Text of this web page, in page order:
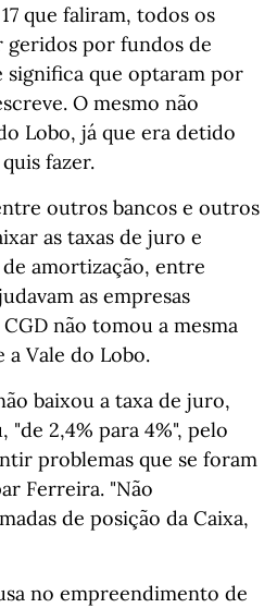
que faliram, todos os
geridos por fundos de
que optaram por
O mesmo não
Lobo, já que era detido
fazer.
outros bancos e outros
as taxas de juro e
amortização, entre
as empresas
não tomou a mesma
Vale do Lobo.
baixou a taxa de juro,
"de 2,4% para 4%", pelo
problemas que se foram
Ferreira. "Não
de posição da Caixa,
no empreendimento de